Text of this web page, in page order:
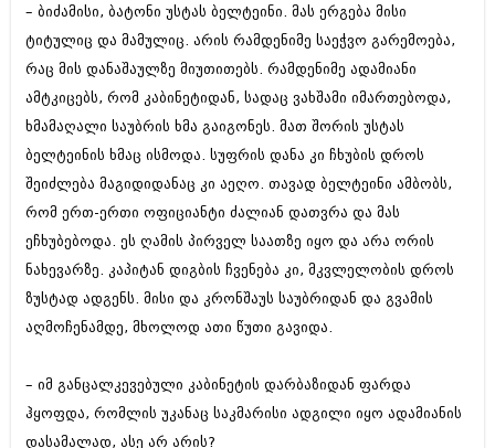
ოქტომბერი 2011 (754)
სექტემბერი 2011 (407)
აგვისტო 2011 (249)
ივლისი 2011 (400)
ივნისი 2011 (438)
მაისი 2011 (415)
აპრილი 2011 (294)
მარტი 2011 (654)
იანვარი 2011 (647)
(157)
დეკემბერი 2010 (881)
ოქტომბერი 2010 (341)
სექტემბერი 2010 (449)
ივლისი 2010 (556)
ივნისი 2010 (685)
მაისი 2010 (232)
აპრილი 2010 (229)
– ბიძამისი, ბატონი უსტას ბელტეინი. მას ერგება მისი
ტიტულიც და მამულიც. არის რამდენიმე საეჭვო გარემოება,
რაც მის დანაშაულზე მიუთითებს. რამდენიმე ადამიანი
ამტკიცებს, რომ კაბინეტიდან, სადაც ვახშამი იმართებოდა,
ხმამაღალი საუბრის ხმა გაიგონეს. მათ შორის უსტას
ბელტეინის ხმაც ისმოდა. სუფრის დანა კი ჩხუბის დროს
შეიძლება მაგიდიდანაც კი აეღო. თავად ბელტეინი ამბობს,
რომ ერთ-ერთი ოფიციანტი ძალიან დათვრა და მას
ეჩხუბებოდა. ეს ღამის პირველ საათზე იყო და არა ორის
ნახევარზე. კაპიტან დიგბის ჩვენება კი, მკვლელობის დროს
ზუსტად ადგენს. მისი და კრონშაუს საუბრიდან და გვამის
აღმოჩენამდე, მხოლოდ ათი წუთი გავიდა.
– იმ განცალკევებული კაბინეტის დარბაზიდან ფარდა
ჰყოფდა, რომლის უკანაც საკმარისი ადგილი იყო ადამიანის
დასამალად, ასე არ არის?